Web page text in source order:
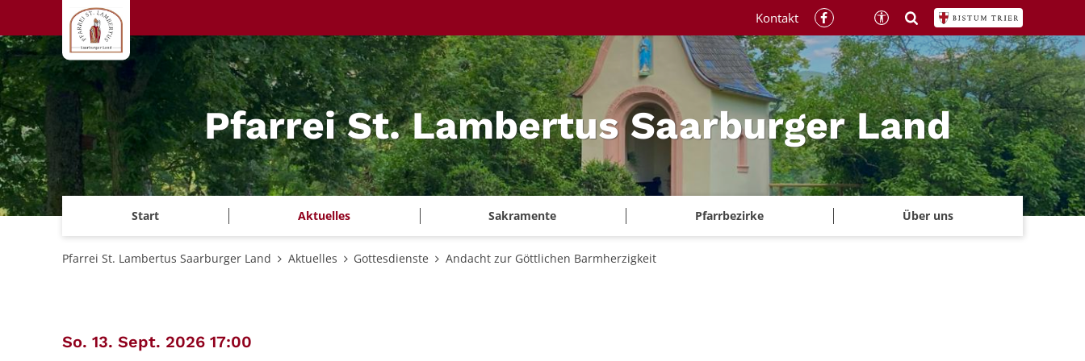
Zum Inhalt springen
Pfarrei St. Lambertus Saarburger Land
Start Aktuelles Sakramente Pfarrbezirke Über uns
Kontakt
Pfarrei St. Lambertus Saarburger Land Aktuelles Gottesdienste Andacht zur Göttlichen Barmherzigkeit
So. 13. Sept. 2026 17:00